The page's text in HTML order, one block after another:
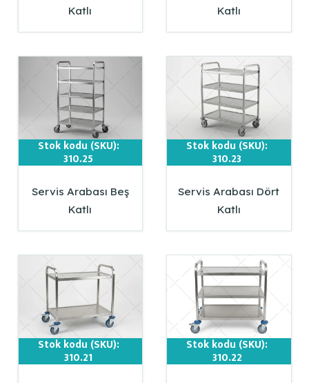
Katlı
Katlı
Stok kodu (SKU):
310.25
Servis Arabası Beş
Katlı
Stok kodu (SKU):
310.23
Servis Arabası Dört
Katlı
Stok kodu (SKU):
310.21
Stok kodu (SKU):
310.22